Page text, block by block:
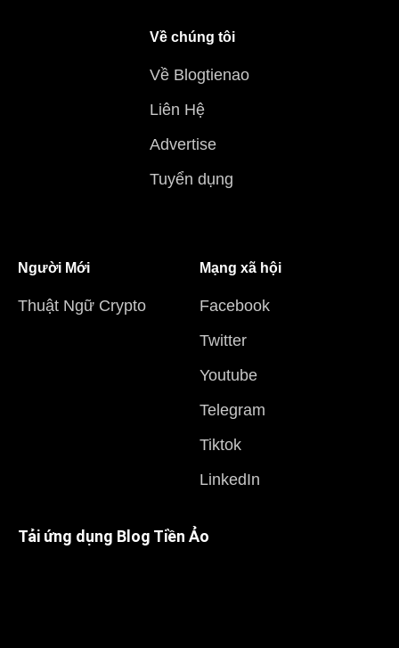
Về chúng tôi
Về Blogtienao
Liên Hệ
Advertise
Tuyển dụng
Người Mới
Thuật Ngữ Crypto
Mạng xã hội
Facebook
Twitter
Youtube
Telegram
Tiktok
LinkedIn
Tải ứng dụng Blog Tiền Ảo